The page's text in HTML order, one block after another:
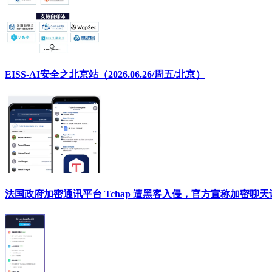
EISS-AI安全之北京站（2026.06.26/周五/北京）
法国政府加密通讯平台 Tchap 遭黑客入侵，官方宣称加密聊天